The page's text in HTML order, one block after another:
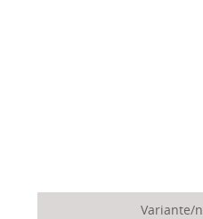
Variante/n